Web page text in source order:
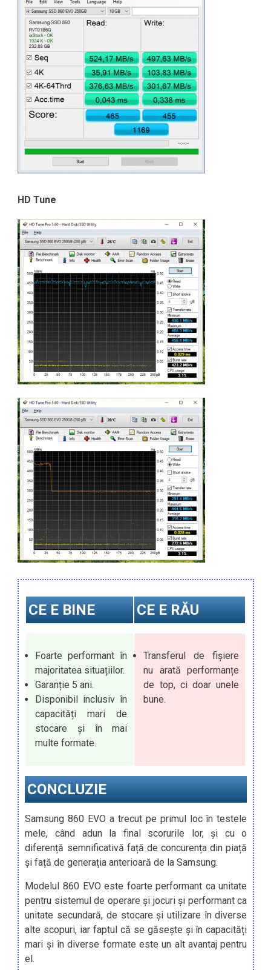
HD Tune
CE E BINE CE E RĂU
Foarte performant în
majoritatea situațiilor.
Garanție 5 ani.
Disponibil inclusiv în
capacități mari de
stocare și în mai
multe formate.
Transferul de fișiere
nu arată performanțe
de top, ci doar unele
bune.
CONCLUZIE
Samsung 860 EVO a trecut pe primul loc în testele
mele, când adun la final scorurile lor, și cu o
diferență semnificativă față de concurența din piață
și față de generația anterioară de la Samsung.
Modelul 860 EVO este foarte performant ca unitate
pentru sistemul de operare și jocuri și performant ca
unitate secundară, de stocare și utilizare în diverse
alte scopuri, iar faptul că se găsește și în capacități
mari și în diverse formate este un alt avantaj pentru
el.